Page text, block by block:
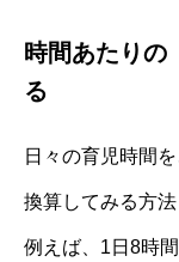
時間あたりの
る
日々の育児時間
換算してみる方法
例えば、1日8時